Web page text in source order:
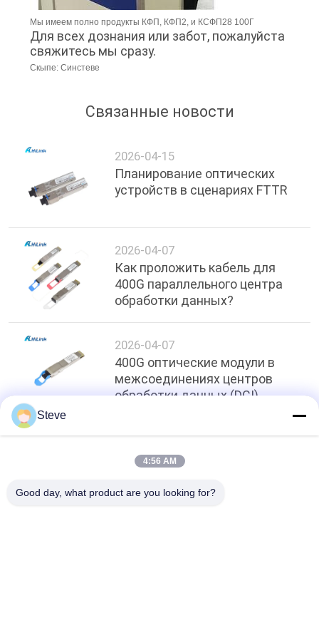
КАРТА
САЙТА
КОНФИДЕНЦИАЛЬНОСТИ
Мы имеем полно продукты КФП, КФП2, и КСФП28 100Г
Для всех дознания или забот, пожалуйста
свяжитесь мы сразу.
Скыпе: Синстеве
Связанные новости
2026-04-15
Планирование оптических
устройств в сценариях FTTR
2026-04-07
Как проложить кабель для
400G параллельного центра
обработки данных?
2026-04-07
400G оптические модули в
межсоединениях центров
обработки данных (DCI)
Топ
Steve
4:56 AM
Good day, what product are you looking for?